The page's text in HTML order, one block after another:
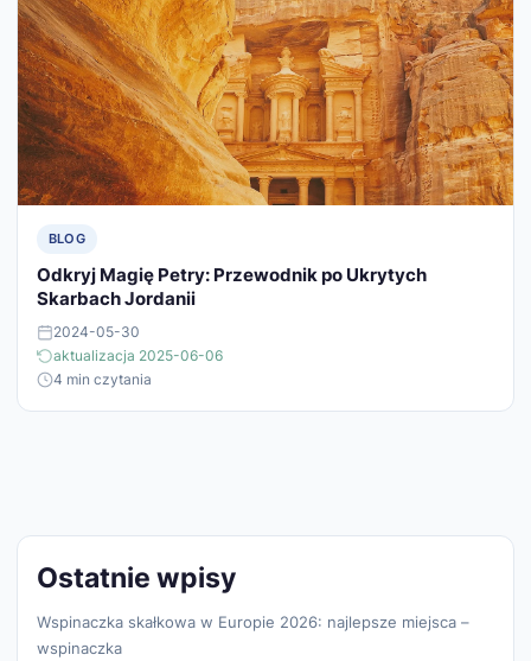
BLOG
Odkryj Magię Petry: Przewodnik po Ukrytych
Skarbach Jordanii
2024-05-30
aktualizacja 2025-06-06
4 min czytania
Ostatnie wpisy
Wspinaczka skałkowa w Europie 2026: najlepsze miejsca –
wspinaczka